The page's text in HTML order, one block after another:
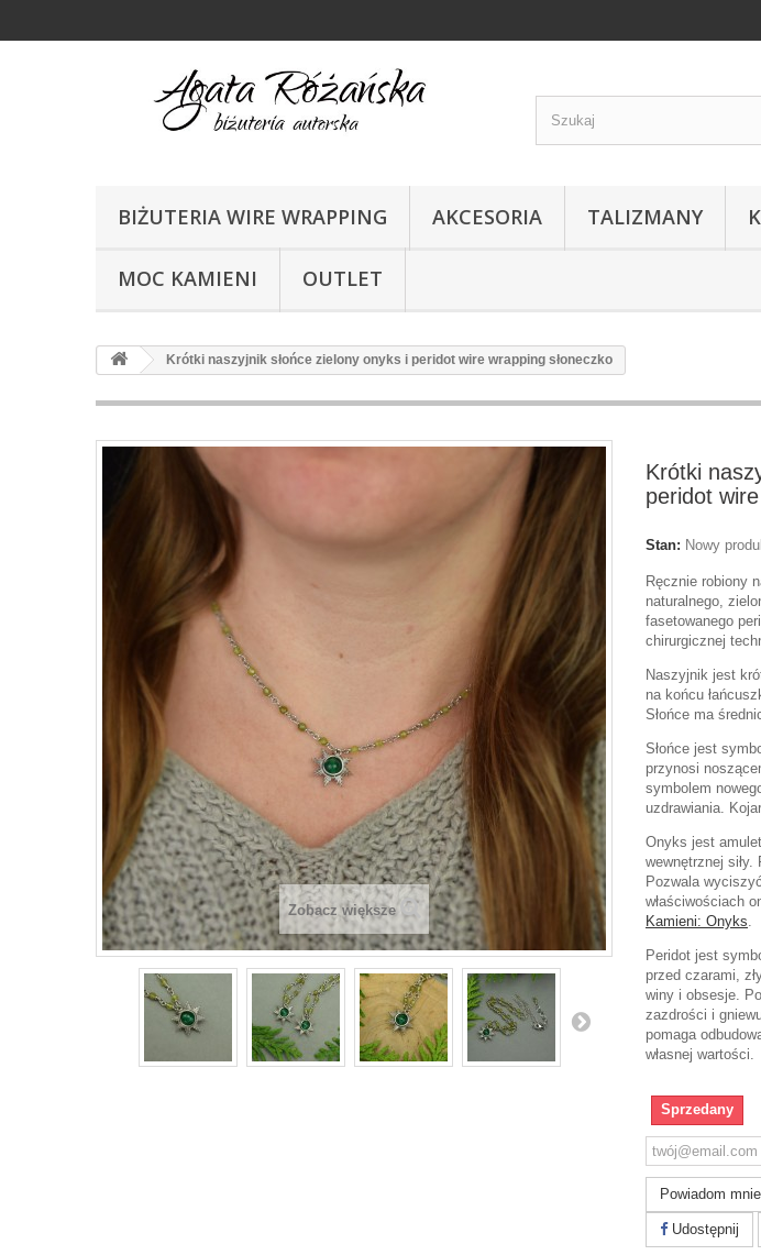
BIŻUTERIA WIRE WRAPPING AKCESORIA TALIZMANY
MOC KAMIENI OUTLET
Krótki naszyjnik słońce zielony onyks i peridot wire wrapping słoneczko
Zobacz większe
Krótki
peridot
Stan: Nowy
Ręcznie robiony
naturalnego,
fasetowanego
chirurgicznej
Naszyjnik jest
na końcu
Słońce ma
Słońce jest
przynosi
symbolem
uzdrawiania.
Onyks jest
wewnętrznej siły.
Pozwala
właściwościach
Kamieni: Onyks
Peridot jest
przed czarami,
winy i obsesje.
zazdrości i
pomaga
własnej wartości.
Sprzedany
Powiadom
Udostępnij